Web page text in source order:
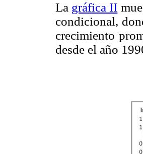
La gráfica II
condicional,
crecimiento
desde el año